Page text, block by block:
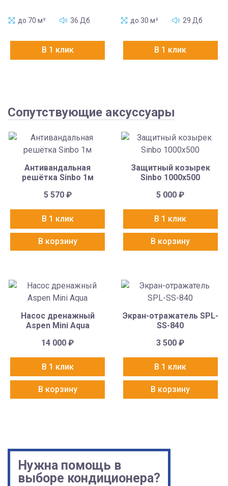
до 70 м² 36 Дб
В 1 клик
до 30 м² 29 Дб
В 1 клик
Сопутствующие аксуссуары
Антивандальная
решётка Sinbo 1м
5 570 ₽
В 1 клик
В корзину
Защитный козырек
Sinbo 1000х500
5 000₽
В 1 клик
В корзину
Насос дренажный
Aspen Mini Aqua
14 000₽
В 1 клик
В корзину
Экран-отражатель SPL-
SS-840
3 500₽
В 1 клик
В корзину
Нужна помощь в
выборе кондиционера?